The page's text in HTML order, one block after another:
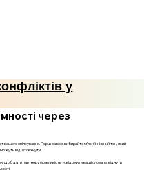
у
через
вашого спілкування. Перш за все, вибирайте м’який, ніжний тон, який
можуть відштовхнути.
щоб дати партнеру можливість усвідомити ваші слова та відчути